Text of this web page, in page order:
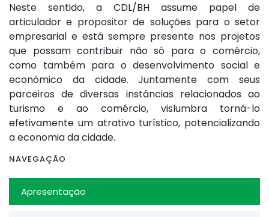
Neste sentido, a CDL/BH assume papel de
articulador e propositor de soluções para o setor
empresarial e está sempre presente nos projetos
que possam contribuir não só para o comércio,
como também para o desenvolvimento social e
econômico da cidade. Juntamente com seus
parceiros de diversas instâncias relacionados ao
turismo e ao comércio, vislumbra torná-lo
efetivamente um atrativo turístico, potencializando
a economia da cidade.
NAVEGAÇÃO
Apresentação